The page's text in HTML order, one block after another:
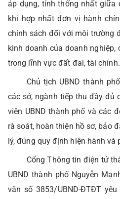
áp dụng, tính thống nhất giữa
khi hợp nhất đơn vị hành
chính sách đối với môi trường
kinh doanh của doanh
trong lĩnh vực đất đai, tài chính.
Chủ tịch UBND thành
các sở, ngành tiếp thu đầy đủ
viên UBND thành phố và các
rà soát, hoàn thiện hồ sơ, bảo
lý, đúng quy định hiện hành
Cổng Thông tin điện tử
UBND thành phố Nguyễn
văn số 3853/UBND-ĐTĐT